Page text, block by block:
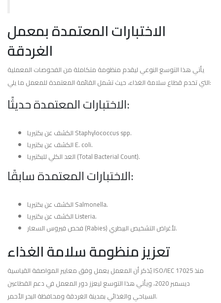
الاختبارات المعتمدة بمعمل
الغردقة
يأتي هذا التوسع النوعي ليقدم منظومة متكاملة من الفحوصات المعملية
التي تخدم قطاع سلامة الغذاء، حيث تشمل القائمة المعتمدة للمعمل ما يلي:
الاختبارات المعتمدة حديثًا:
الكشف عن بكتيريا Staphylococcus spp.
الكشف عن بكتيريا E. coli.
العد الكلي للبكتيريا (Total Bacterial Count).
الاختبارات المعتمدة سابقًا:
الكشف عن بكتيريا Salmonella.
الكشف عن بكتيريا Listeria.
فحص فيروس السعار (Rabies) لأغراض التشخيص البيطري.
تعزيز منظومة سلامة الغذاء
يُذكر أن المعمل يعمل وفق معايير المواصفة القياسية ISO/IEC 17025 منذ
ديسمبر 2020، ويأتي هذا التوسع ليعزز دور المعمل في دعم القطاعين
السياحي والغذائي بمدينة الغردقة ومحافظة البحر الأحمر.